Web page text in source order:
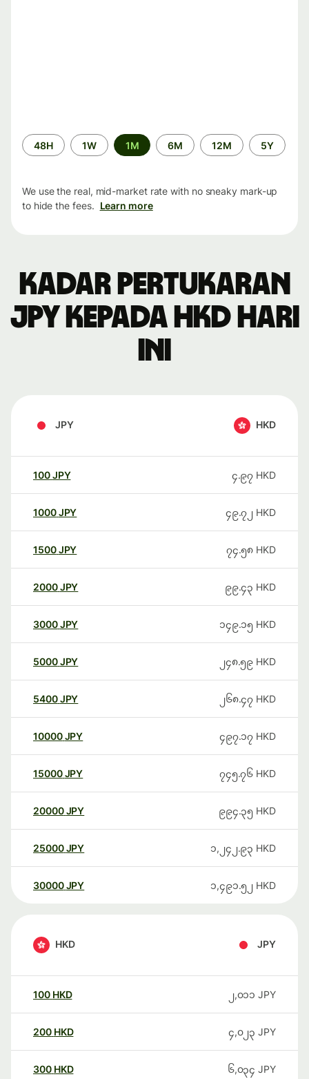
Time
period
48H 1W 1M 6M 12M 5Y
We use the real, mid-market rate with no sneaky mark-up
to hide the fees. Learn more
Kadar pertukaran
JPY kepada HKD hari
ini
JPY HKD
100JPY ၄.၉၇ HKD
1000JPY ၄၉.၇၂ HKD
1500JPY ၇၄.၅၈ HKD
2000JPY ၉၉.၄၃ HKD
3000JPY ၁၄၉.၁၅ HKD
5000JPY ၂၄၈.၅၉ HKD
5400JPY ၂၆၈.၄၇ HKD
10000 JPY ၄၉၇.၁၇ HKD
15000 JPY ၇၄၅.၇၆ HKD
20000 JPY ၉၉၄.၃၅ HKD
25000 JPY ၁,၂၄၂.၉၃ HKD
30000 JPY ၁,၄၉၁.၅၂ HKD
HKD JPY
100 HKD ၂,၀၁၁ JPY
200 HKD ၄,၀၂၃ JPY
300 HKD ၆,၀၃၄ JPY